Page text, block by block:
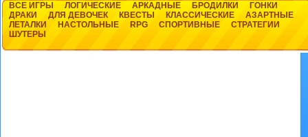
ВСЕ ИГРЫ ЛОГИЧЕСКИЕ АРКАДНЫЕ БРОДИЛКИ
ГОНКИ
ДРАКИ
ДЛЯ ДЕВОЧЕК КВЕСТЫ КЛАССИЧЕСКИЕ
АЗАРТНЫЕ
ЛЕТАЛКИ
НАСТОЛЬНЫЕ RPG СПОРТИВНЫЕ
СТРАТЕГИИ
ШУТЕРЫ